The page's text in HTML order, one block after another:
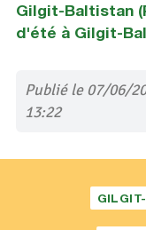
Gilgit-Baltistan
d'été à Gilgit-
Publié le 07/06/
13:22